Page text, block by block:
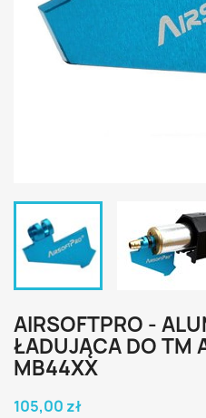
AIRSOFTPRO -
ŁADUJĄCA DO TM
MB44XX
105,00 zł